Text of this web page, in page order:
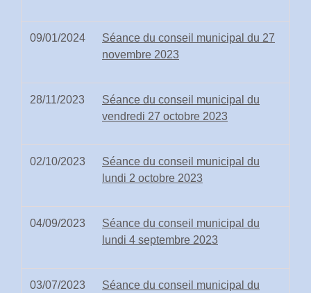
09/01/2024
Séance du conseil municipal du 27
novembre 2023
28/11/2023
Séance du conseil municipal du
vendredi 27 octobre 2023
02/10/2023
Séance du conseil municipal du
lundi 2 octobre 2023
04/09/2023
Séance du conseil municipal du
lundi 4 septembre 2023
03/07/2023
Séance du conseil municipal du